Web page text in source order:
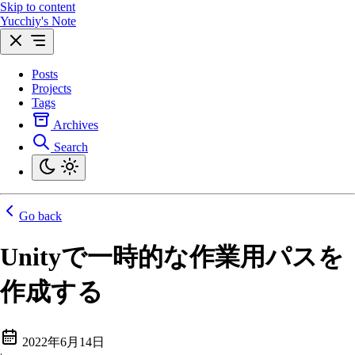
Skip to content
Yucchiy's Note
Posts
Projects
Tags
Archives
Search
Go back
Unityで一時的な作業用パスを
作成する
2022年6月14日